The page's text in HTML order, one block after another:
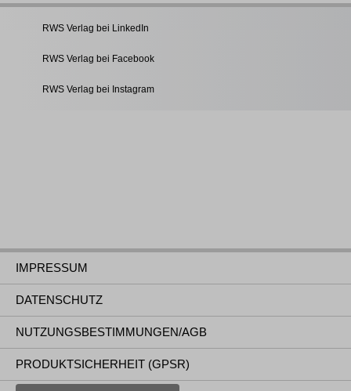
RWS Verlag bei LinkedIn
RWS Verlag bei Facebook
RWS Verlag bei Instagram
IMPRESSUM
DATENSCHUTZ
NUTZUNGSBESTIMMUNGEN/AGB
PRODUKTSICHERHEIT (GPSR)